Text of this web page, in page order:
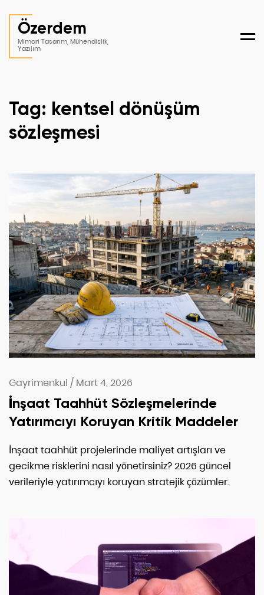
Özerdem
Mimari Tasarım, Mühendislik,
Yazılım
Tag: kentsel dönüşüm
sözleşmesi
Gayrimenkul / Mart 4, 2026
İnşaat Taahhüt Sözleşmelerinde
Yatırımcıyı Koruyan Kritik Maddeler
İnşaat taahhüt projelerinde maliyet artışları ve
gecikme risklerini nasıl yönetirsiniz? 2026 güncel
verileriyle yatırımcıyı koruyan stratejik çözümler.